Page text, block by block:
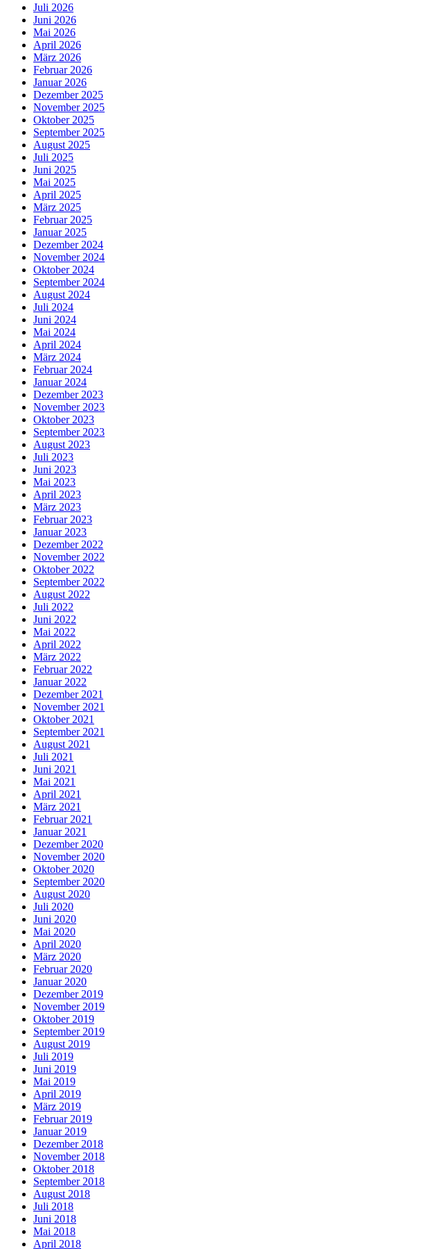
Juli 2026
Juni 2026
Mai 2026
April 2026
März 2026
Februar 2026
Januar 2026
Dezember 2025
November 2025
Oktober 2025
September 2025
August 2025
Juli 2025
Juni 2025
Mai 2025
April 2025
März 2025
Februar 2025
Januar 2025
Dezember 2024
November 2024
Oktober 2024
September 2024
August 2024
Juli 2024
Juni 2024
Mai 2024
April 2024
März 2024
Februar 2024
Januar 2024
Dezember 2023
November 2023
Oktober 2023
September 2023
August 2023
Juli 2023
Juni 2023
Mai 2023
April 2023
März 2023
Februar 2023
Januar 2023
Dezember 2022
November 2022
Oktober 2022
September 2022
August 2022
Juli 2022
Juni 2022
Mai 2022
April 2022
März 2022
Februar 2022
Januar 2022
Dezember 2021
November 2021
Oktober 2021
September 2021
August 2021
Juli 2021
Juni 2021
Mai 2021
April 2021
März 2021
Februar 2021
Januar 2021
Dezember 2020
November 2020
Oktober 2020
September 2020
August 2020
Juli 2020
Juni 2020
Mai 2020
April 2020
März 2020
Februar 2020
Januar 2020
Dezember 2019
November 2019
Oktober 2019
September 2019
August 2019
Juli 2019
Juni 2019
Mai 2019
April 2019
März 2019
Februar 2019
Januar 2019
Dezember 2018
November 2018
Oktober 2018
September 2018
August 2018
Juli 2018
Juni 2018
Mai 2018
April 2018